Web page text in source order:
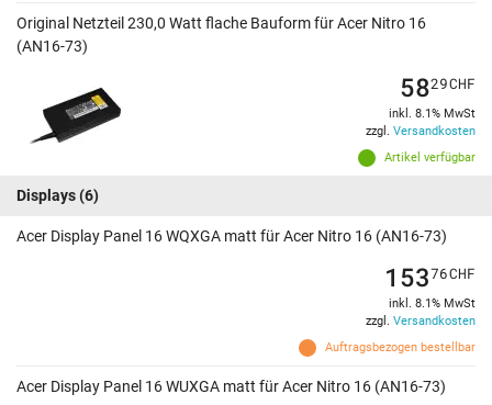
Original Netzteil 230,0 Watt flache Bauform für Acer Nitro 16
(AN16-73)
Artikel verfügbar
5829CHF
inkl. 8.1% MwSt
zzgl. Versandkosten
Displays(6)
Acer Display Panel 16 WQXGA matt für Acer Nitro 16 (AN16-73)
Auftragsbezogen bestellbar
15376CHF
inkl. 8.1% MwSt
zzgl. Versandkosten
Acer Display Panel 16 WUXGA matt für Acer Nitro 16 (AN16-73)